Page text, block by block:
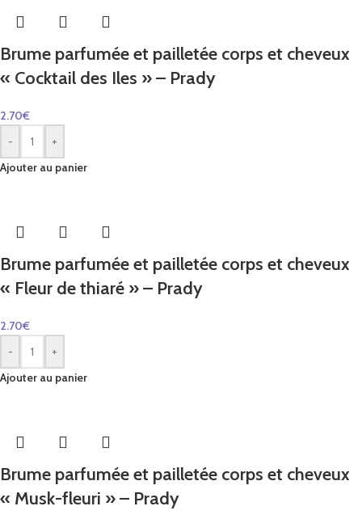
Brume parfumée et pailletée corps et cheveux
« Cocktail des Iles » – Prady
2.70€
-
+
Ajouter au panier
Brume parfumée et pailletée corps et cheveux
« Fleur de thiaré » – Prady
2.70€
-
+
Ajouter au panier
Brume parfumée et pailletée corps et cheveux
« Musk-fleuri » – Prady